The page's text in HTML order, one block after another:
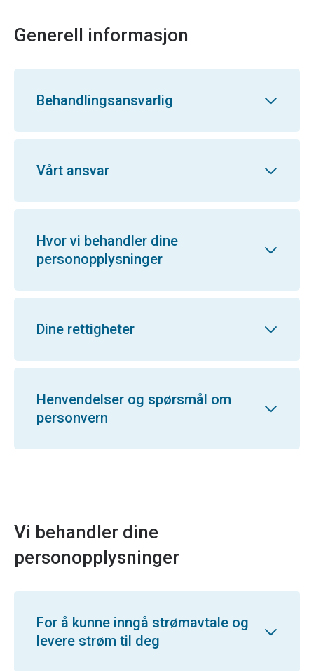
Generell informasjon
Behandlingsansvarlig
Vårt ansvar
Hvor vi behandler dine
personopplysninger
Dine rettigheter
Henvendelser og spørsmål om
personvern
Vi behandler dine
personopplysninger
For å kunne inngå strømavtale og
levere strøm til deg